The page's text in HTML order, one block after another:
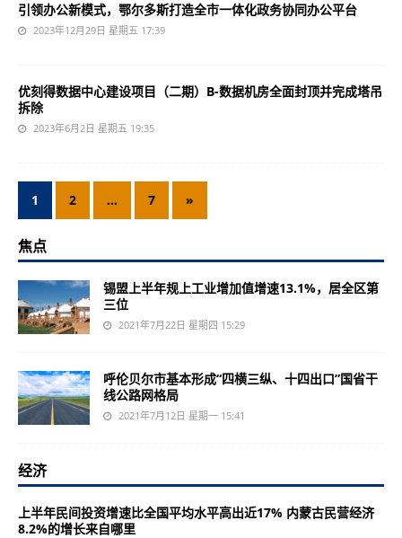
引领办公新模式，鄂尔多斯打造全市一体化政务协同办公平台
2023年12月29日 星期五 17:39
优刻得数据中心建设项目（二期）B-数据机房全面封顶并完成塔吊
拆除
2023年6月2日 星期五 19:35
1 2 … 7 »
焦点
锡盟上半年规上工业增加值增速13.1%，居全区第
三位
2021年7月22日 星期四 15:29
呼伦贝尔市基本形成“四横三纵、十四出口”国省干
线公路网格局
2021年7月12日 星期一 15:41
经济
上半年民间投资增速比全国平均水平高出近17% 内蒙古民营经济
8.2%的增长来自哪里